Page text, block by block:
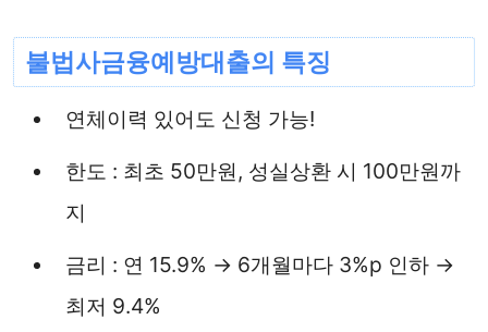
불법사금융예방대출의 특징
연체이력 있어도 신청 가능!
한도 : 최초 50만원, 성실상환 시 100만원까
지
금리 : 연 15.9% → 6개월마다 3%p 인하 →
최저 9.4%